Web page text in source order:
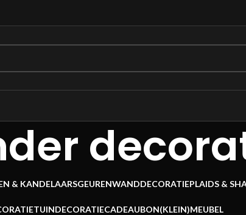
& KANDELAARSGEURENWANDDECORATIEPLAIDS &
TUINDECORATIECADEAUBON(KLEIN)MEUBEL